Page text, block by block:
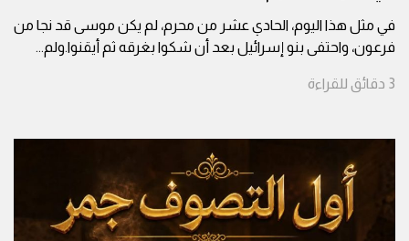
في مثل هذا اليوم، الحادي عشر من محرم، لم يكن موسى قد نجا من
فرعون، واحتفى بنو إسرائيل بعد أن شكوا بغرقه ثم أيقنوا.ولم...
3 دقائق للقراءة